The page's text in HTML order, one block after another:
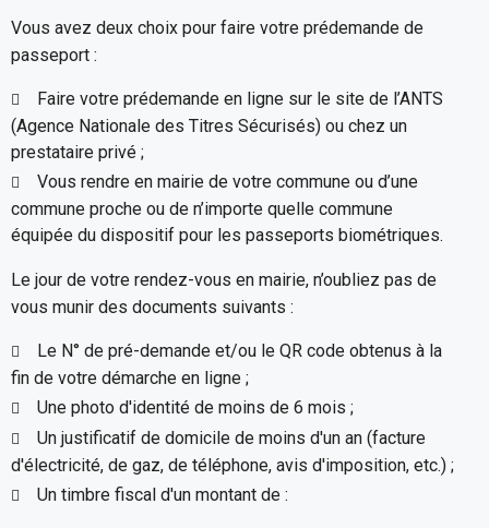
Vous avez deux choix pour faire votre prédemande de
passeport :
Faire votre prédemande en ligne sur le site de l’ANTS
(Agence Nationale des Titres Sécurisés) ou chez un
prestataire privé ;
Vous rendre en mairie de votre commune ou d’une
commune proche ou de n’importe quelle commune
équipée du dispositif pour les passeports biométriques.
Le jour de votre rendez-vous en mairie, n’oubliez pas de
vous munir des documents suivants :
Le N° de pré-demande et/ou le QR code obtenus à la
fin de votre démarche en ligne ;
Une photo d'identité de moins de 6 mois ;
Un justificatif de domicile de moins d'un an (facture
d'électricité, de gaz, de téléphone, avis d'imposition, etc.) ;
Un timbre fiscal d'un montant de :